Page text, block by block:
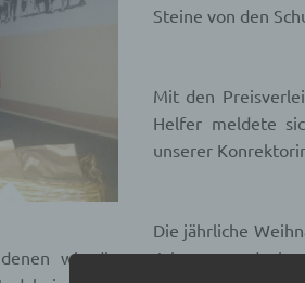
Steine von den
Mit den
Helfer meldete
unserer
Die jährliche
wir dieses Jahr zu